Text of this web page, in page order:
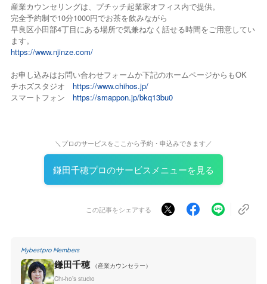
産業カウンセリングは、プチッチ起業家オフィス内で提供。
完全予約制で10分1000円でお茶を飲みながら
早良区小田部4丁目にある場所で気兼ねなく話せる時間をご用意してい
ます。
https://www.njinze.com/
お申し込みはお問い合わせフォームか下記のホームページからもOK
チホズスタジオ https://www.chihos.jp/
スマートフォン https://smappon.jp/bkq13bu0
＼プロのサービスをここから予約・申込みできます／
鎌田千穂プロのサービスメニューを見る
この記事をシェアする
Mybestpro Members
鎌田千穂
（産業カウンセラー）
Chi-ho’s studio